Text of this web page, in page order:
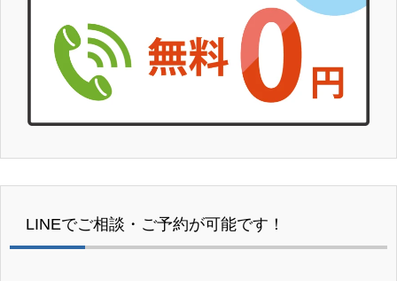
LINEでご相談・ご予約が可能です！